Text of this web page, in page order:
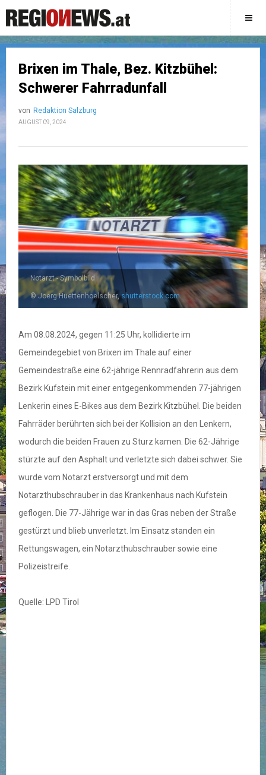
Brixen im Thale, Bez. Kitzbühel:
Schwerer Fahrradunfall
von Redaktion Salzburg
AUGUST 09, 2024
Notarzt - Symbolbild
© Joerg Huettenhoelscher,shutterstock.com
Am 08.08.2024, gegen 11:25 Uhr, kollidierte im
Gemeindegebiet von Brixen im Thale auf einer
Gemeindestraße eine 62-jährige Rennradfahrerin aus dem
Bezirk Kufstein mit einer entgegenkommenden 77-jährigen
Lenkerin eines E-Bikes aus dem Bezirk Kitzbühel. Die beiden
Fahrräder berührten sich bei der Kollision an den Lenkern,
wodurch die beiden Frauen zu Sturz kamen. Die 62-Jährige
stürzte auf den Asphalt und verletzte sich dabei schwer. Sie
wurde vom Notarzt erstversorgt und mit dem
Notarzthubschrauber in das Krankenhaus nach Kufstein
geflogen. Die 77-Jährige war in das Gras neben der Straße
gestürzt und blieb unverletzt. Im Einsatz standen ein
Rettungswagen, ein Notarzthubschrauber sowie eine
Polizeistreife.
Quelle: LPD Tirol